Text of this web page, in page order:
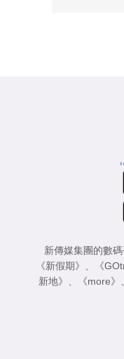
新傳媒集團的數
《新假期》
《
新地》
《more》